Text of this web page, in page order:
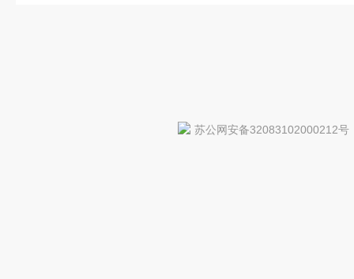
苏公网安备32083102000212号